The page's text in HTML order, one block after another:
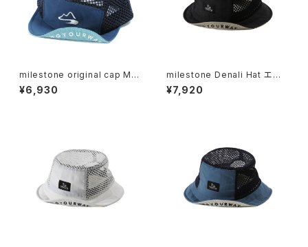
milestone original cap MS
C-024 マリン
¥6,930
milestone Denali Hat エボ
ニーブラック
¥7,920